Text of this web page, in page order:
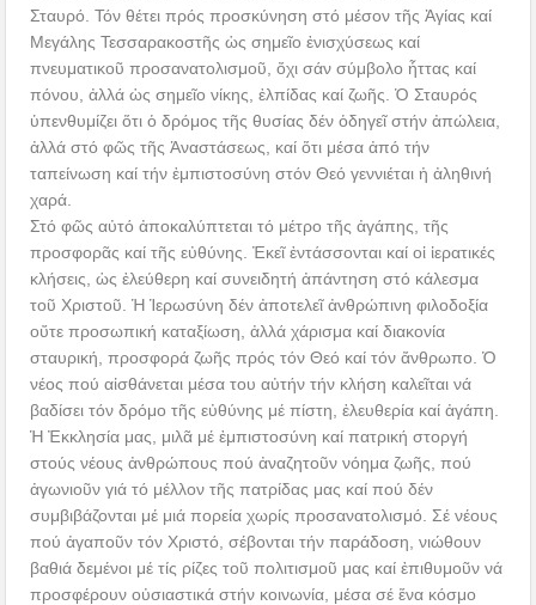
Σταυρό. Τόν θέτει πρός προσκύνηση στό μέσον τῆς Ἁγίας καί
Μεγάλης Τεσσαρακοστῆς ὡς σημεῖο ἐνισχύσεως καί
πνευματικοῦ προσανατολισμοῦ, ὄχι σάν σύμβολο ἧττας καί
πόνου, ἀλλά ὡς σημεῖο νίκης, ἐλπίδας καί ζωῆς. Ὁ Σταυρός
ὑπενθυμίζει ὅτι ὁ δρόμος τῆς θυσίας δέν ὁδηγεῖ στήν ἀπώλεια,
ἀλλά στό φῶς τῆς Ἀναστάσεως, καί ὅτι μέσα ἀπό τήν
ταπείνωση καί τήν ἐμπιστοσύνη στόν Θεό γεννιέται ἡ ἀληθινή
χαρά.
Στό φῶς αὐτό ἀποκαλύπτεται τό μέτρο τῆς ἀγάπης, τῆς
προσφορᾶς καί τῆς εὐθύνης. Ἐκεῖ ἐντάσσονται καί οἱ ἱερατικές
κλήσεις, ὡς ἐλεύθερη καί συνειδητή ἀπάντηση στό κάλεσμα
τοῦ Χριστοῦ. Ἡ Ἱερωσύνη δέν ἀποτελεῖ ἀνθρώπινη φιλοδοξία
οὔτε προσωπική καταξίωση, ἀλλά χάρισμα καί διακονία
σταυρική, προσφορά ζωῆς πρός τόν Θεό καί τόν ἄνθρωπο. Ὁ
νέος πού αἰσθάνεται μέσα του αὐτήν τήν κλήση καλεῖται νά
βαδίσει τόν δρόμο τῆς εὐθύνης μέ πίστη, ἐλευθερία καί ἀγάπη.
Ἡ Ἐκκλησία μας, μιλᾶ μέ ἐμπιστοσύνη καί πατρική στοργή
στούς νέους ἀνθρώπους πού ἀναζητοῦν νόημα ζωῆς, πού
ἀγωνιοῦν γιά τό μέλλον τῆς πατρίδας μας καί πού δέν
συμβιβάζονται μέ μιά πορεία χωρίς προσανατολισμό. Σέ νέους
πού ἀγαποῦν τόν Χριστό, σέβονται τήν παράδοση, νιώθουν
βαθιά δεμένοι μέ τίς ρίζες τοῦ πολιτισμοῦ μας καί ἐπιθυμοῦν νά
προσφέρουν οὐσιαστικά στήν κοινωνία, μέσα σέ ἕνα κόσμο